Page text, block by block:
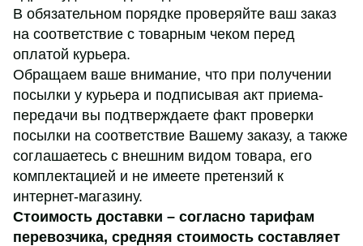
В обязательном порядке проверяйте ваш заказ
на соответствие с товарным чеком перед
оплатой курьера.
Обращаем ваше внимание, что при получении
посылки у курьера и подписывая акт приема-
передачи вы подтверждаете факт проверки
посылки на соответствие Вашему заказу, а также
соглашаетесь с внешним видом товара, его
комплектацией и не имеете претензий к
интернет-магазину.
Стоимость доставки – согласно тарифам
перевозчика, средняя стоимость составляет